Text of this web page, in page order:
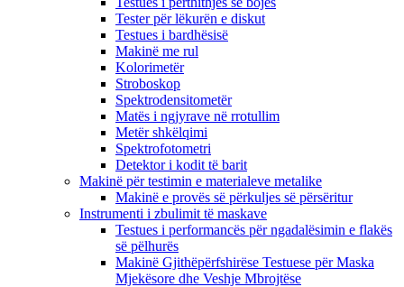
Tester për lëkurën e diskut
Testues i bardhësisë
Makinë me rul
Kolorimetër
Stroboskop
Spektrodensitometër
Matës i ngjyrave në rrotullim
Metër shkëlqimi
Spektrofotometri
Detektor i kodit të barit
Makinë për testimin e materialeve metalike
Makinë e provës së përkuljes së përsëritur
Instrumenti i zbulimit të maskave
Testues i performancës për ngadalësimin e flakës
së pëlhurës
Makinë Gjithëpërfshirëse Testuese për Maska
Mjekësore dhe Veshje Mbrojtëse